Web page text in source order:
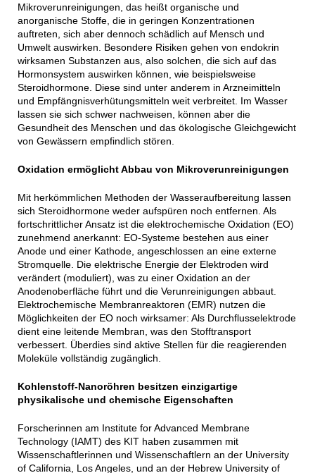
Mikroverunreinigungen, das heißt organische und
anorganische Stoffe, die in geringen Konzentrationen
auftreten, sich aber dennoch schädlich auf Mensch und
Umwelt auswirken. Besondere Risiken gehen von endokrin
wirksamen Substanzen aus, also solchen, die sich auf das
Hormonsystem auswirken können, wie beispielsweise
Steroidhormone. Diese sind unter anderem in Arzneimitteln
und Empfängnisverhütungsmitteln weit verbreitet. Im Wasser
lassen sie sich schwer nachweisen, können aber die
Gesundheit des Menschen und das ökologische Gleichgewicht
von Gewässern empfindlich stören.
Oxidation ermöglicht Abbau von Mikroverunreinigungen
Mit herkömmlichen Methoden der Wasseraufbereitung lassen
sich Steroidhormone weder aufspüren noch entfernen. Als
fortschrittlicher Ansatz ist die elektrochemische Oxidation (EO)
zunehmend anerkannt: EO-Systeme bestehen aus einer
Anode und einer Kathode, angeschlossen an eine externe
Stromquelle. Die elektrische Energie der Elektroden wird
verändert (moduliert), was zu einer Oxidation an der
Anodenoberfläche führt und die Verunreinigungen abbaut.
Elektrochemische Membranreaktoren (EMR) nutzen die
Möglichkeiten der EO noch wirksamer: Als Durchflusselektrode
dient eine leitende Membran, was den Stofftransport
verbessert. Überdies sind aktive Stellen für die reagierenden
Moleküle vollständig zugänglich.
Kohlenstoff-Nanoröhren besitzen einzigartige
physikalische und chemische Eigenschaften
Forscherinnen am Institute for Advanced Membrane
Technology (IAMT) des KIT haben zusammen mit
Wissenschaftlerinnen und Wissenschaftlern an der University
of California, Los Angeles, und an der Hebrew University of